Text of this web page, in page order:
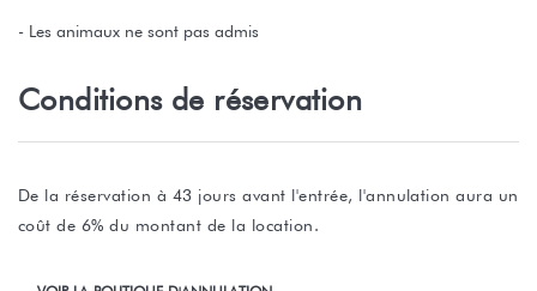
- Les animaux ne sont pas admis
Conditions de réservation
De la réservation à 43 jours avant l'entrée, l'annulation aura un
coût de 6% du montant de la location.